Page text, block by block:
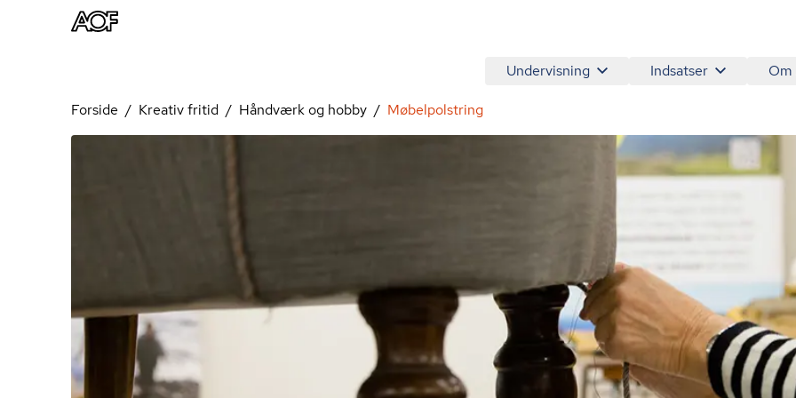
Undervisning Indsatser Om
Forside Kreativ fritid Håndværk og hobby Møbelpolstring